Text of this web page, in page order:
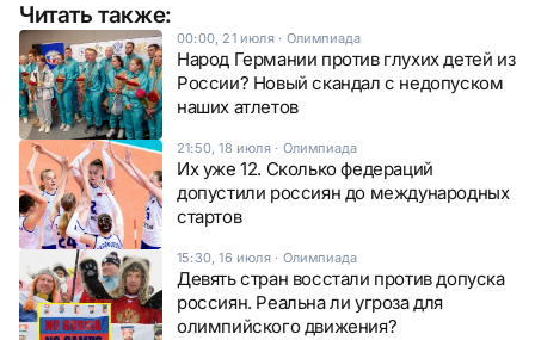
Читать также:
00:00, 21 июля· Олимпиада
Народ Германии против глухих детей из
России? Новый скандал с недопуском
наших атлетов
21:50, 18 июля· Олимпиада
Их уже 12. Сколько федераций
допустили россиян до международных
стартов
15:30, 16 июля· Олимпиада
Девять стран восстали против допуска
россиян. Реальна ли угроза для
олимпийского движения?